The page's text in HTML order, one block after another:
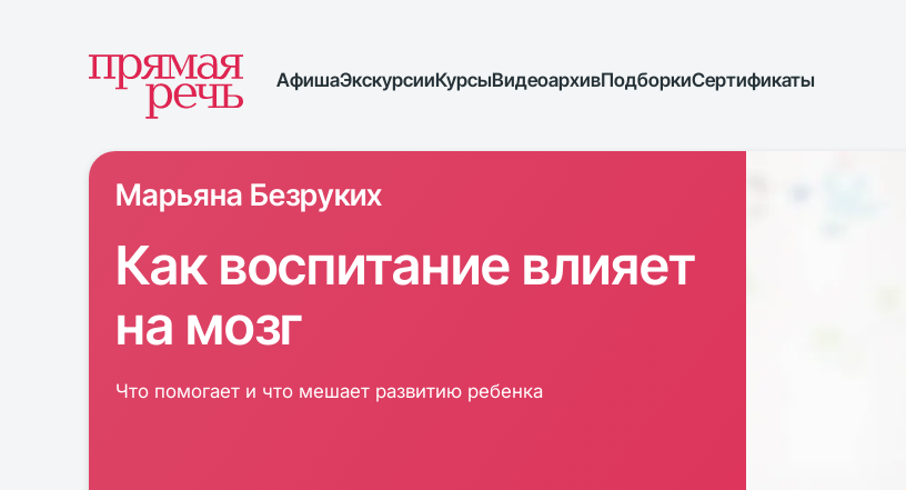
АфишаЭкскурсииКурсыВидеоархивПодборкиСертификаты
Марьяна Безруких
Как воспитание влияет
на мозг
Что помогает и что мешает развитию ребенка